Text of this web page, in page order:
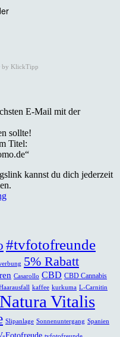
by KlickTipp
E-Mail mit der
sollte!
Titel:
kannst du dich jederzeit
#tvfotofreunde
5% Rabatt
Casarollo CBD CBD Cannabis
kaffee kurkuma L-Carnitin
Natura Vitalis
Slipanlage Sonnenuntergang Spanien